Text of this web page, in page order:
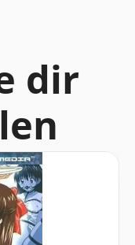
dir